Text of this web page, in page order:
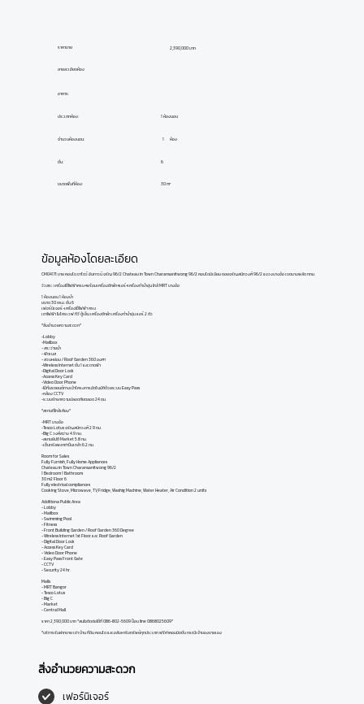
ข้อมูลห้องโดยละเอียด
CM04171 ขาย คอนโด ชาโตว์ อินทาวน์ จรัญ 96/2 Chateau in Town Charansanitwong 96/2 คอนโดมิเนียม ซอยจรัญสนิทวงศ์ 96/2 แขวงบางอ้อ เขตบางพลัด กทม.
วิวสระ เครื่องใช้ไฟฟ้าครบ+พร้อมเครื่องซักผ้า+แอร์+เครื่องทำน้ำอุ่น ใกล้ MRT บางอ้อ
1 ห้องนอน 1 ห้องน้ำ
ขนาด 30 ตรม. ชั้น 6
เฟอร์นิเจอร์-เครื่องใช้ไฟฟ้า ครบ
เตาไฟฟ้า ไมโครเวฟ ทีวี ตู้เย็น เครื่องซักผ้า เครื่องทำน้ำอุ่น แอร์ 2 ตัว
*สิ่งอำนวยความสะดวก*
-Lobby
-Mailbox
- สระว่ายน้ำ
- ฟิตเนส
- สวนหย่อม / Roof Garden 360 องศา
-Wireless Internet ชั้น 1 และดาดฟ้า
-Digital Door Lock
-Access Key Card
-Video Door Phone
-ไม้กั้นรถยนต์ทางเข้าโครงการอัตโนมัติด้วยระบบ Easy Pass
-กล้อง CCTV
-ระบบรักษาความปลอดภัยตลอด 24 ชม.
*สถานที่ใกล้เคียง*
-MRT บางอ้อ
-Tesco Lotus จรัญสนิทวงศ์ 2.9 กม.
-Big C วงศ์สว่าง 4.9 กม.
-สยามยิปซี Market 5.8 กม.
-เซ็นทรัลพลาซ่าปิ่นเกล้า 6.2 กม.
Room for Sales
Fully Furnish, Fully Home Appliances
Chateau in Town Charansanitwong 96/2
1 Bedroom 1 Bathroom
30 m2 Floor 6
Fully electrical compliances
Cooking Stove, Microwave, TV, Fridge, Washig Machine, Water Heater, Air Condition 2 units
Additiona Public Area
- Lobby
- Mailbox
- Swimming Pool
- Fitness
- Front Building Garden / Roof Garden 360 Degree
- Wireless Internet 1st Floor และ Roof Garden
- Digital Door Lock
- Access Key Card
- Video Door Phone
- Easy Pass Front Gate
- CCTV
- Security 24 hr.
Malls
- MRT Bangor
- Tesco Lotus
- Big C
- Market
- Central Mall
ราคา 2,390,000 บาท *สนใจติดต่อได้ที่ 086-802-5609 ป๊อบ line 0868025609*
*บริการรับฝากขาย เช่า บ้าน ที่ดิน คอนโด และอสังหาริมทรัพย์ทุกประเภท ฟรีค่าคอมมิชชั่น กรณีเจ้าของขายเอง
ลายละเอียดห้อง
อาคาร:
ประเภทห้อง:
จำนวนห้องนอน:
ชั้น:
ขนาดพื้นที่ห้อง:
1 ห้องนอน
1
6
30 m²
ห้อง
2,390,000 บาท
ราคาขาย
สิ่งอำนวยความสะดวก
เฟอร์นิเจอร์